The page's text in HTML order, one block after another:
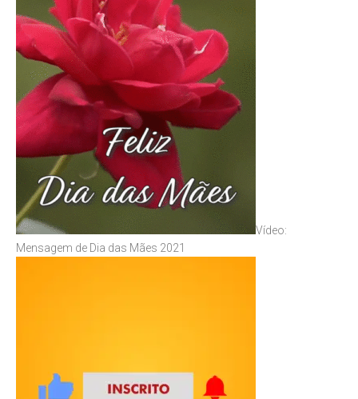
Vídeo:
Mensagem de Dia das Mães 2021